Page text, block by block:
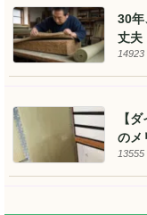
30年
丈夫
14923
【
のメ
13555